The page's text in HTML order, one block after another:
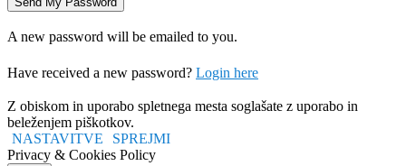
A new password will be emailed to you.
Have received a new password? Login here
Z obiskom in uporabo spletnega mesta soglašate z uporabo in
beleženjem piškotkov.
NASTAVITVE
SPREJMI
Privacy & Cookies Policy